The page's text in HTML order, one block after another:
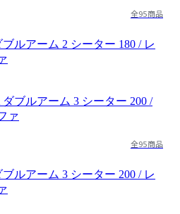
全95商品
ルアーム 2 シーター 180 / レ
全95商品
ルアーム 3 シーター 200 / レ